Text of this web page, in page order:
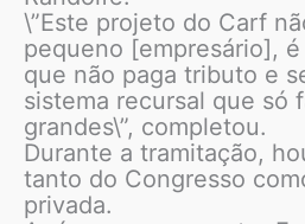
\”Este projeto do Carf
pequeno [empresário],
que não paga tributo e
sistema recursal que só
grandes\”, completou.
Durante a tramitação,
tanto do Congresso
privada.